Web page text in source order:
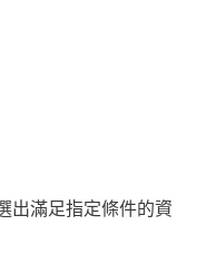
出滿足指定條件的資